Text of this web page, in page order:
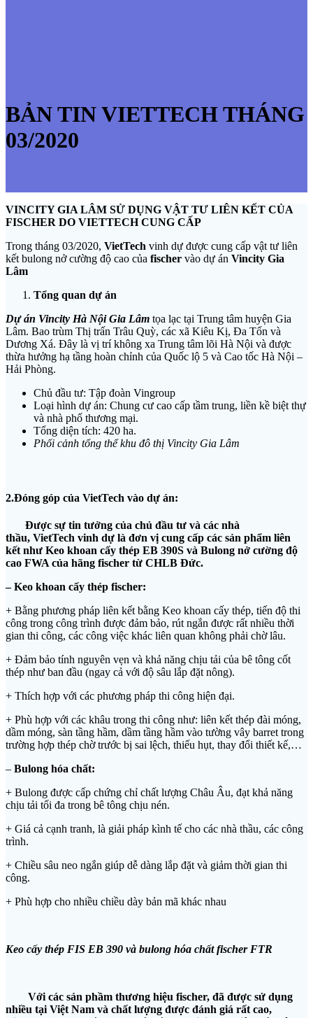
BẢN TIN VIETTECH THÁNG
03/2020
VINCITY GIA LÂM SỬ DỤNG VẬT TƯ LIÊN KẾT CỦA
FISCHER DO VIETTECH CUNG CẤP
Trong tháng 03/2020, VietTech vinh dự được cung cấp vật tư liên
kết bulong nở cường độ cao của fischer vào dự án Vincity Gia
Lâm
Tổng quan dự án
Dự án Vincity Hà Nội Gia Lâm tọa lạc tại Trung tâm huyện Gia
Lâm. Bao trùm Thị trấn Trâu Quỳ, các xã Kiêu Kị, Đa Tốn và
Dương Xá. Đây là vị trí không xa Trung tâm lõi Hà Nội và được
thừa hưởng hạ tầng hoàn chỉnh của Quốc lộ 5 và Cao tốc Hà Nội –
Hải Phòng.
Chủ đầu tư: Tập đoàn Vingroup
Loại hình dự án: Chung cư cao cấp tầm trung, liền kề biệt thự
và nhà phố thương mại.
Tổng diện tích: 420 ha.
Phối cảnh tổng thể khu đô thị Vincity Gia Lâm
2.Đóng góp của VietTech vào dự án:
Được sự tin tưởng của chủ đầu tư và các nhà
thầu, VietTech vinh dự là đơn vị cung cấp các sản phẩm liên
kết như Keo khoan cấy thép EB 390S và Bulong nở cường độ
cao FWA của hãng fischer từ CHLB Đức.
–Keo khoan cấy thép fischer:
+ Bằng phương pháp liên kết bằng Keo khoan cấy thép, tiến độ thi
công trong công trình được đảm bảo, rút ngắn được rất nhiều thời
gian thi công, các công việc khác liên quan không phải chờ lâu.
+ Đảm bảo tính nguyên vẹn và khả năng chịu tải của bê tông cốt
thép như ban đầu (ngay cả với độ sâu lắp đặt nông).
+ Thích hợp với các phương pháp thi công hiện đại.
+ Phù hợp với các khâu trong thi công như: liên kết thép đài móng,
dầm móng, sàn tầng hầm, dầm tầng hầm vào tường vây barret trong
trường hợp thép chờ trước bị sai lệch, thiếu hụt, thay đổi thiết kế,…
– Bulong hóa chất:
+ Bulong được cấp chứng chỉ chất lượng Châu Âu, đạt khả năng
chịu tải tối đa trong bê tông chịu nén.
+ Giá cả cạnh tranh, là giải pháp kình tế cho các nhà thầu, các công
trình.
+ Chiều sâu neo ngắn giúp dễ dàng lắp đặt và giảm thời gian thi
công.
+ Phù hợp cho nhiều chiều dày bản mã khác nhau
Keo cấy thép FIS EB 390 và bulong hóa chất fischer FTR
Với các sản phầm thương hiệu fischer, đã được sử dụng
nhiều tại Việt Nam và chất lượng được đánh giá rất cao,